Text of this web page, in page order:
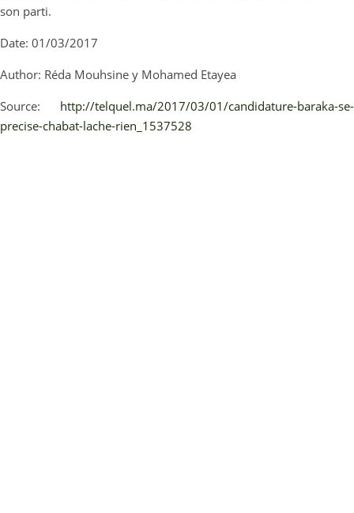
son parti.
Date: 01/03/2017
Author: Réda Mouhsine y Mohamed Etayea
Source: http://telquel.ma/2017/03/01/candidature-baraka-se-
precise-chabat-lache-rien_1537528